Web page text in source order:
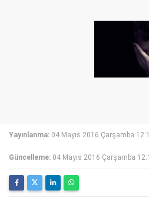
Yayınlanma: 04 Mayıs 2016 Çarşamba
Güncelleme: 04 Mayıs 2016 Çarşamba